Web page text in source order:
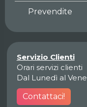
Prevendite
Servizio Clienti
Orari servizi clienti
Dal Lunedì al
Contattaci!